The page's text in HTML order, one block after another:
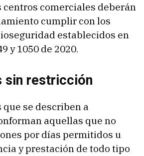
centros comerciales deberán
cumplir con los
establecidos en
y 1050 de 2020.
sin restricción
se describen a
aquellas que no
por días permitidos u
y prestación de todo tipo